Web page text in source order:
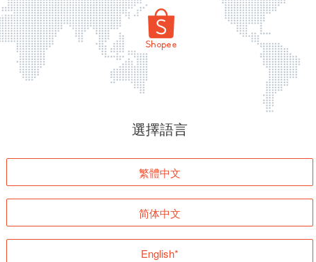
頁面無法顯示
登入
返回首頁
選擇語言
繁體中文
简体中文
English*